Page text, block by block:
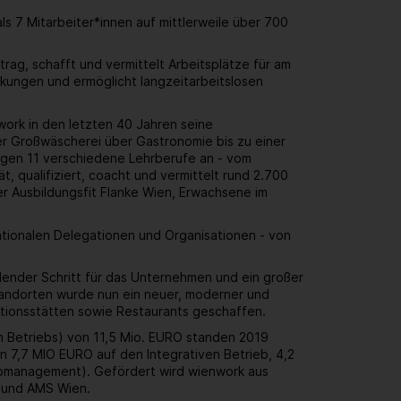
7 Mitarbeiter*innen auf mittlerweile über 700
schafft und vermittelt Arbeitsplätze für am
und ermöglicht langzeitarbeitslosen
in den letzten 40 Jahren seine
über Gastronomie bis zu einer
11 verschiedene Lehrberufe an - vom
qualifiziert, coacht und vermittelt rund 2.700
Flanke Wien, Erwachsene im
Delegationen und Organisationen - von
Schritt für das Unternehmen und ein großer
wurde nun ein neuer, moderner und
sowie Restaurants geschaffen.
von 11,5 Mio. EURO standen 2019
MIO EURO auf den Integrativen Betrieb, 4,2
Gefördert wird wienwork aus
AMS Wien.